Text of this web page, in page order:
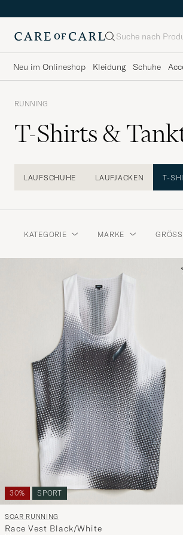
Suche
Neu im Onlineshop Kleidung Schuhe
RUNNING
T-Shirts &
LAUFSCHUHE LAUFJACKEN T-
KATEGORIE MARKE
30% SPORT
SOAR RUNNING
Race Vest Black/White